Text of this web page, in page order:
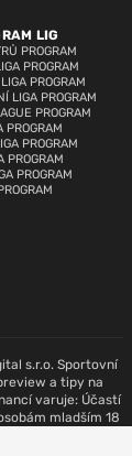
LIG
PROGRAM
PROGRAM
PROGRAM
LIGA PROGRAM
PROGRAM
PROGRAM
PROGRAM
PROGRAM
PROGRAM
s.r.o. Sportovní
a tipy na
varuje: Účastí
mladším 18